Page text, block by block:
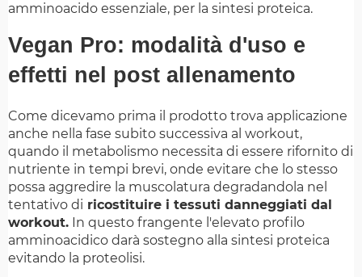
amminoacido essenziale, per la sintesi proteica.
Vegan Pro: modalità d'uso e
effetti nel post allenamento
Come dicevamo prima il prodotto trova applicazione
anche nella fase subito successiva al workout,
quando il metabolismo necessita di essere rifornito di
nutriente in tempi brevi, onde evitare che lo stesso
possa aggredire la muscolatura degradandola nel
tentativo di ricostituire i tessuti danneggiati dal
workout. In questo frangente l'elevato profilo
amminoacidico darà sostegno alla sintesi proteica
evitando la proteolisi.